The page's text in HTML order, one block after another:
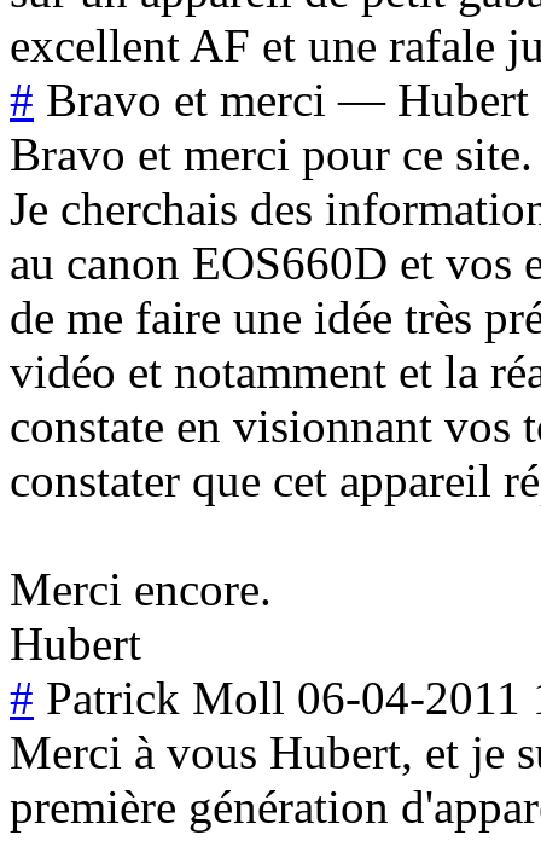
excellent AF et une rafale
# Bravo et merci — Hubert
Bravo et merci pour ce site.
Je cherchais des
au canon EOS660D et vos
de me faire une idée très
vidéo et notamment et la
constate en visionnant vos
constater que cet appareil
Merci encore.
Hubert
# Patrick Moll 06-04-2011
Merci à vous Hubert, et je
première génération